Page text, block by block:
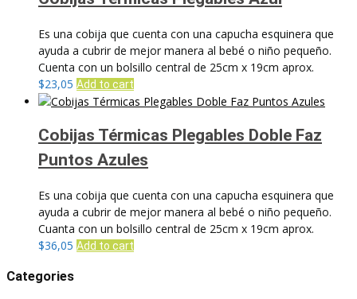
Es una cobija que cuenta con una capucha esquinera que
ayuda a cubrir de mejor manera al bebé o niño pequeño.
Cuenta con un bolsillo central de 25cm x 19cm aprox.
$23,05 Add to cart
Cobijas Térmicas Plegables Doble Faz
Puntos Azules
Es una cobija que cuenta con una capucha esquinera que
ayuda a cubrir de mejor manera al bebé o niño pequeño.
Cuanta con un bolsillo central de 25cm x 19cm aprox.
$36,05 Add to cart
Categories